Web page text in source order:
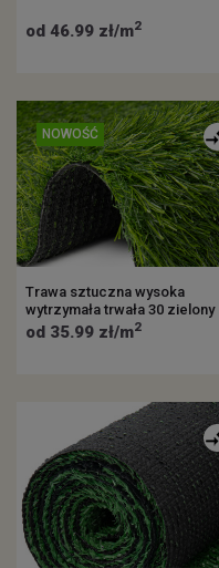
od 46.99 zł/m2
NOWOŚĆ
Trawa sztuczna wysoka
wytrzymała trwała 30 zielony
od 35.99 zł/m2